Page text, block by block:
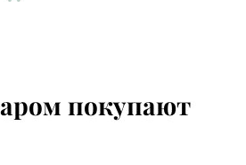
покупают